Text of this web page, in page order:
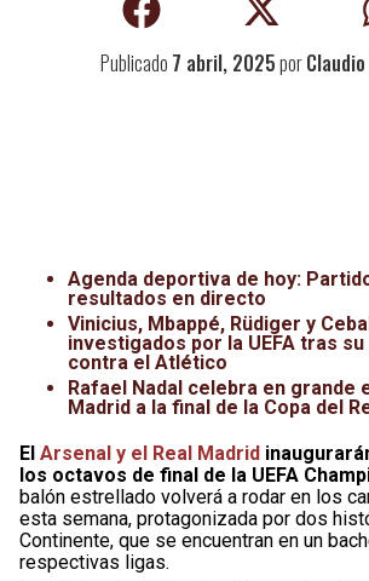
Publicado 7 abril, 2025por
Agenda deportiva de hoy:
resultados en directo
Vinicius, Mbappé, Rüdiger y
investigados por la UEFA tras
contra el Atlético
Rafael Nadal celebra en grande
Madrid a la final de la Copa del
El Arsenal y el Real Madrid
los octavos de final de la UEFA
balón estrellado volverá a rodar en los
esta semana, protagonizada por dos
Continente, que se encuentran en un
respectivas ligas.